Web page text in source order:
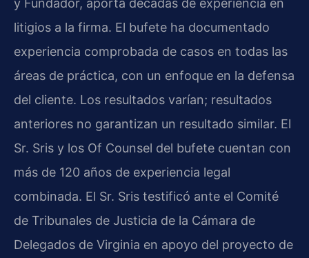
y Fundador, aporta décadas de experiencia en
litigios a la firma. El bufete ha documentado
experiencia comprobada de casos en todas las
áreas de práctica, con un enfoque en la defensa
del cliente. Los resultados varían; resultados
anteriores no garantizan un resultado similar. El
Sr. Sris y los Of Counsel del bufete cuentan con
más de 120 años de experiencia legal
combinada. El Sr. Sris testificó ante el Comité
de Tribunales de Justicia de la Cámara de
Delegados de Virginia en apoyo del proyecto de